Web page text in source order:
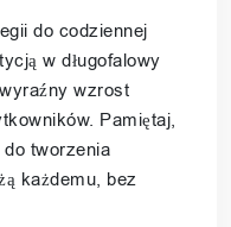
do codziennej
w długofalowy
wzrost
Pamiętaj,
do tworzenia
każdemu, bez